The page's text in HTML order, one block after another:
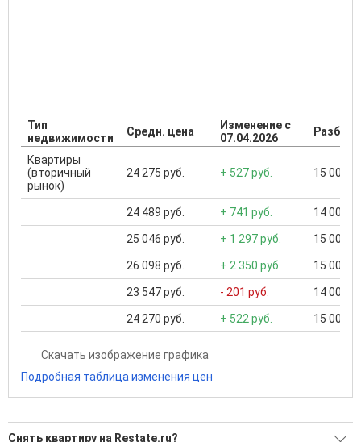
Тип
недвижимости
Средн. цена
Изменение с
07.04.2026
Квартиры
(вторичный
рынок)
24 275 руб. + 527 руб. 15 000
24 489 руб. + 741 руб. 14 000
25 046 руб. + 1 297 руб. 15 000
26 098 руб. + 2 350 руб. 15 000
23 547 руб. - 201 руб. 14 000
24 270 руб. + 522 руб. 15 000
Скачать изображение графика
Подробная таблица изменения цен
Снять квартиру на Restate.ru?